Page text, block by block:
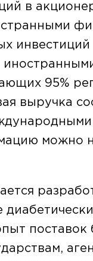
в
95%
выручка
можно
поставок